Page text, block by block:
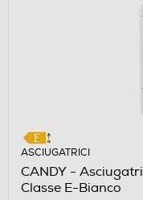
ASCIUGATRICI
CANDY -
Classe E-Bianco